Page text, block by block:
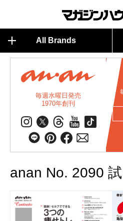
All Brands
毎週水曜日発売
1970年創刊
anan No. 2090